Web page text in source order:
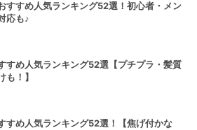
すすめ人気ランキング52選！初心者・メン
応も♪
すめ人気ランキング52選【プチプラ・髪質
も！】
すめ人気ランキング52選！【焦げ付かな